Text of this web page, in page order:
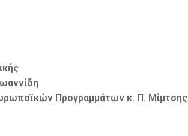
Προγραμμάτων κ. Π. Μίμτσης